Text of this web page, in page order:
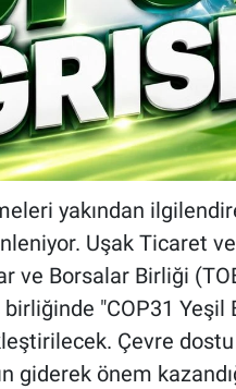
yakından
Uşak Ticaret ve
ve Borsalar Birliği
"COP31 Yeşil
Çevre
giderek önem